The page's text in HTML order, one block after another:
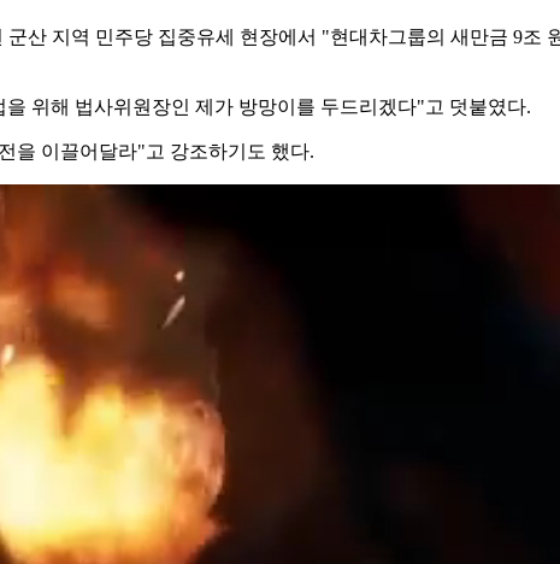
산 지역 민주당 집중유세 현장에서 "현대차그룹의 새만금 9조
위해 법사위원장인 제가 방망이를 두드리겠다"고 덧붙였다.
을 이끌어달라"고 강조하기도 했다.